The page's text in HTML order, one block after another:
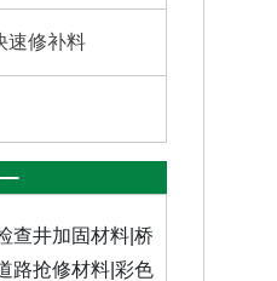
速修补料
查井加固材料|桥
路抢修材料|彩色